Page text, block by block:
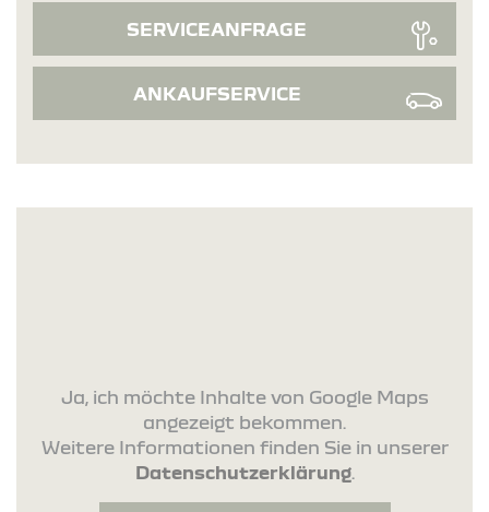
SERVICEANFRAGE
ANKAUFSERVICE
Ja, ich möchte Inhalte von Google Maps
angezeigt bekommen.
Weitere Informationen finden Sie in unserer
Datenschutzerklärung.